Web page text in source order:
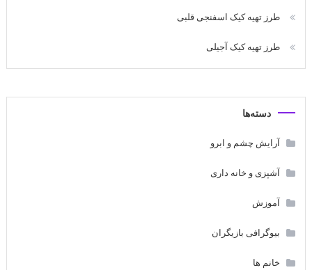
طرز تهیه کیک اسفنجی قلبی
طرز تهیه کیک آجیلی
دسته‌ها
آرایش چشم و ابرو
آشپزی و خانه داری
آموزش
بیوگرافی بازیگران
خانم ها